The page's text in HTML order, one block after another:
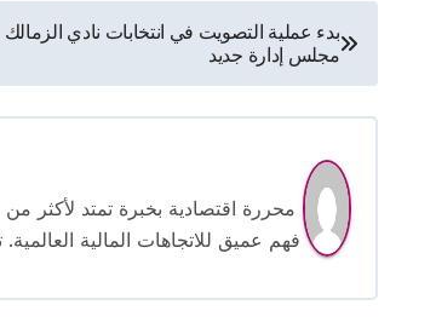
تصفّح
المقالات
بدء عملية التصويت في انتخابات نادي الزمالك
مجلس إدارة جديد
فهم عميق للاتجاهات المالية